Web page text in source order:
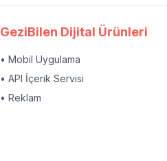
GeziBilen Dijital Ürünleri
• Mobil Uygulama
• API İçerik Servisi
• Reklam